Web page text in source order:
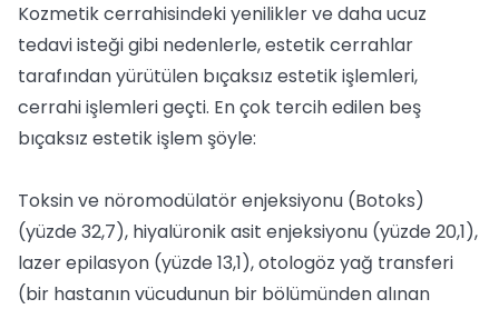
Kozmetik cerrahisindeki yenilikler ve daha ucuz
tedavi isteği gibi nedenlerle, estetik cerrahlar
tarafından yürütülen bıçaksız estetik işlemleri,
cerrahi işlemleri geçti. En çok tercih edilen beş
bıçaksız estetik işlem şöyle:
Toksin ve nöromodülatör enjeksiyonu (Botoks)
(yüzde 32,7), hiyalüronik asit enjeksiyonu (yüzde 20,1),
lazer epilasyon (yüzde 13,1), otologöz yağ transferi
(bir hastanın vücudunun bir bölümünden alınan